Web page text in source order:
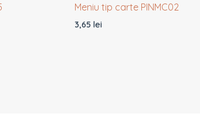
Meniu tip carte PINMC02
3,65 lei